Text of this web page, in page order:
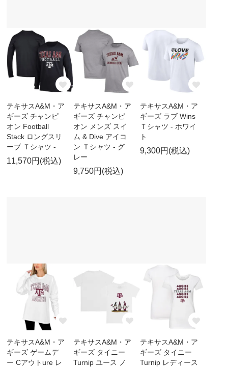
テキサスA&M・ア
ギーズ チャンピ
オン Football
Stack ロングスリ
ーブ Ｔシャツ -
11,570円(税込)
テキサスA&M・ア
ギーズ チャンピ
オン メンズ スイ
ム & Dive アイコ
ン Ｔシャツ - グ
レー
9,750円(税込)
テキサスA&M・ア
ギーズ ラブ Wins
Ｔシャツ - ホワイ
ト
9,300円(税込)
テキサスA&M・ア
ギーズ ゲームデ
ー Cアウトure レ
テキサスA&M・ア
ギーズ タイニー
Turnip ユース ノ
テキサスA&M・ア
ギーズ タイニー
Turnip レディース